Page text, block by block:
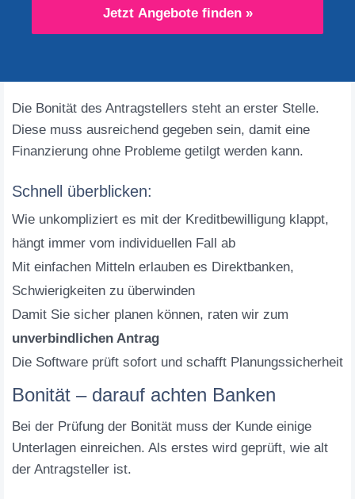
Jetzt Angebote finden »
Die Bonität des Antragstellers steht an erster Stelle.
Diese muss ausreichend gegeben sein, damit eine
Finanzierung ohne Probleme getilgt werden kann.
Schnell überblicken:
Wie unkompliziert es mit der Kreditbewilligung klappt,
hängt immer vom individuellen Fall ab
Mit einfachen Mitteln erlauben es Direktbanken,
Schwierigkeiten zu überwinden
Damit Sie sicher planen können, raten wir zum
unverbindlichen Antrag
Die Software prüft sofort und schafft Planungssicherheit
Bonität – darauf achten Banken
Bei der Prüfung der Bonität muss der Kunde einige
Unterlagen einreichen. Als erstes wird geprüft, wie alt
der Antragsteller ist.